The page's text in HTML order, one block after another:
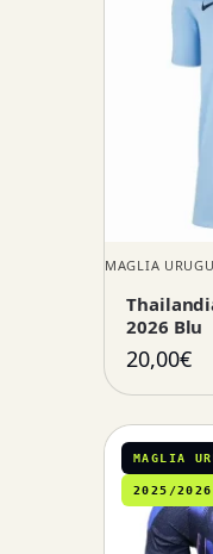
MAGLIA
2026 Blu
20,00€
MAGLIA
2025/2026